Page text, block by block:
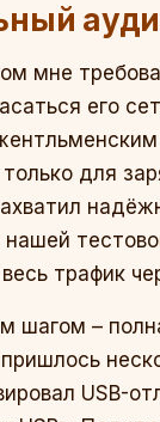
мне
его
для
трафик
шагом –
USB-